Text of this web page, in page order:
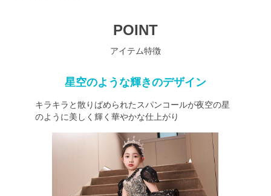
POINT
アイテム特徴
星空のような輝きのデザイン
キラキラと散りばめられたスパンコールが夜空の星
のように美しく輝く華やかな仕上がり